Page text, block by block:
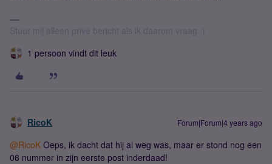
Stuur mij alleen privé bericht als ik daarom vraag :)
1 persoon vindt dit leuk
RicoK Forum|Forum|4 years ago
@RicoK Oeps, ik dacht dat hij al weg was, maar er stond nog een
06 nummer in zijn eerste post inderdaad!